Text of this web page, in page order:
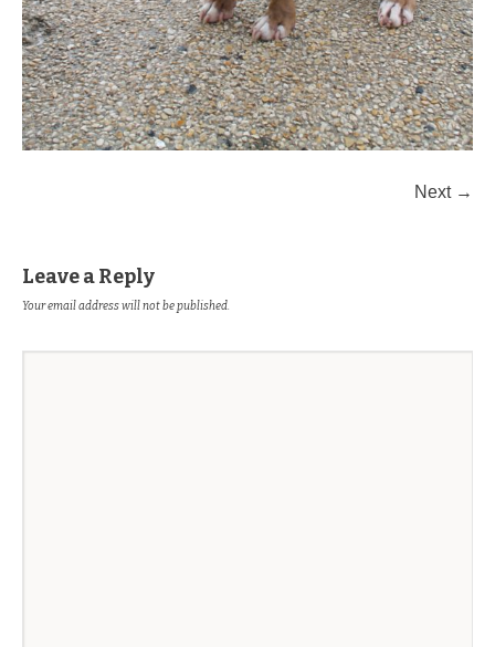
Next →
Leave a Reply
Your email address will not be published.